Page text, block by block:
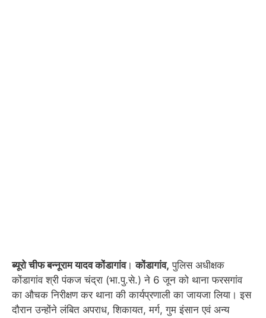
ब्यूरो चीफ बन्नूराम यादव कोंडागांव।कोंडागांव, पुलिस अधीक्षक
कोंडागांव श्री पंकज चंद्रा (भा.पु.से.) ने 6 जून को थाना फरसगांव
का औचक निरीक्षण कर थाना की कार्यप्रणाली का जायजा लिया। इस
दौरान उन्होंने लंबित अपराध, शिकायत, मर्ग, गुम इंसान एवं अन्य